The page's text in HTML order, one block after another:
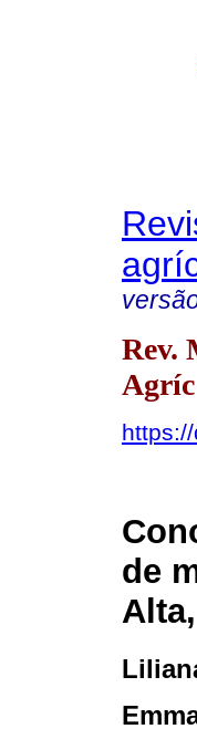
Rev.
Agríc
de